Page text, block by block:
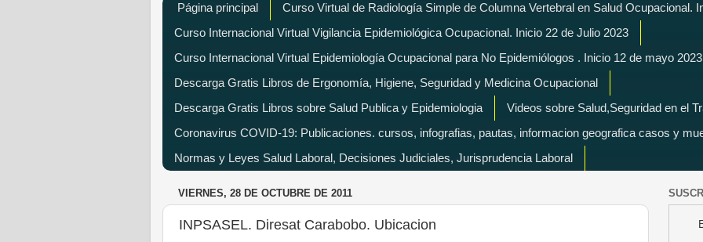
Página principal
Curso Virtual de Radiología Simple de Columna Vertebral en Salud Ocupacional.
Curso Internacional Virtual Vigilancia Epidemiológica Ocupacional. Inicio 22 de Julio 2023
Curso Internacional Virtual Epidemiología Ocupacional para No Epidemiólogos . Inicio 12 de mayo 2023
Descarga Gratis Libros de Ergonomía, Higiene, Seguridad y Medicina Ocupacional
Descarga Gratis Libros sobre Salud Publica y Epidemiologia
Videos sobre Salud,Seguridad en el
Coronavirus COVID-19: Publicaciones. cursos, infografias, pautas, informacion geografica casos y
Normas y Leyes Salud Laboral, Decisiones Judiciales, Jurisprudencia Laboral
VIERNES, 28 DE OCTUBRE DE 2011
INPSASEL. Diresat Carabobo. Ubicacion